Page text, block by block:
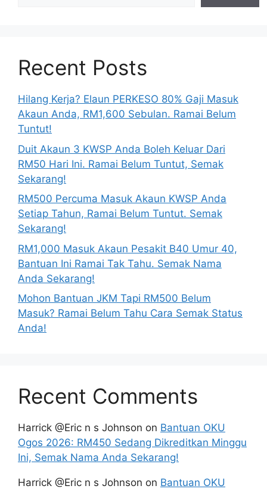
Recent Posts
Hilang Kerja? Elaun PERKESO 80% Gaji Masuk
Akaun Anda, RM1,600 Sebulan. Ramai Belum
Tuntut!
Duit Akaun 3 KWSP Anda Boleh Keluar Dari
RM50 Hari Ini. Ramai Belum Tuntut, Semak
Sekarang!
RM500 Percuma Masuk Akaun KWSP Anda
Setiap Tahun, Ramai Belum Tuntut. Semak
Sekarang!
RM1,000 Masuk Akaun Pesakit B40 Umur 40,
Bantuan Ini Ramai Tak Tahu. Semak Nama
Anda Sekarang!
Mohon Bantuan JKM Tapi RM500 Belum
Masuk? Ramai Belum Tahu Cara Semak Status
Anda!
Recent Comments
Harrick @Eric n s Johnson on Bantuan OKU
Ogos 2026: RM450 Sedang Dikreditkan Minggu
Ini, Semak Nama Anda Sekarang!
Harrick @Eric n s Johnson on Bantuan OKU